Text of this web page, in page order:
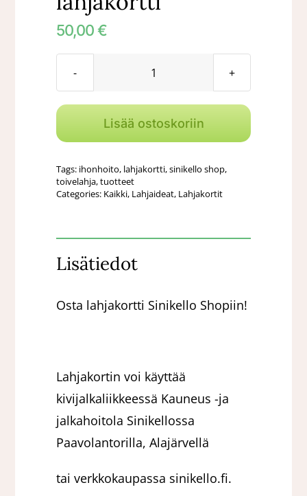
50,00€
Sinikello
-
lahjakortti
Lisää ostoskoriin
Tags: ihonhoito, lahjakortti,sinikello shop,
toivelahja,tuotteet
Categories: Kaikki, Lahjaideat, Lahjakortit
Lisätiedot
Osta lahjakortti Sinikello Shopiin!
Lahjakortin voi käyttää
kivijalkaliikkeessä Kauneus -ja
jalkahoitola Sinikellossa
Paavolantorilla, Alajärvellä
tai verkkokaupassa sinikello.fi.